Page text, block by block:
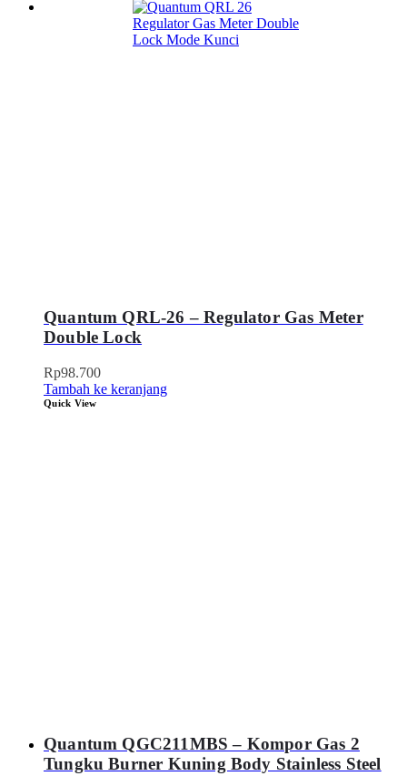
Quantum QRL-26 – Regulator Gas Meter
Double Lock
Rp98.700
Tambah ke keranjang
Quick View
Quantum QGC211MBS – Kompor Gas 2
Tungku Burner Kuning Body Stainless Steel